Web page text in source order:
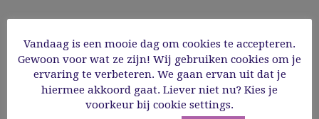
2 DE SALADE
Verwijder de zaden van de komkommer en
snij in blokjes. Halveer de tomaatjes en snij
Vandaag is een mooie dag om cookies te accepteren.
Gewoon voor wat ze zijn! Wij gebruiken cookies om je
ervaring te verbeteren. We gaan ervan uit dat je
hiermee akkoord gaat. Liever niet nu? Kies je
voorkeur bij cookie settings.